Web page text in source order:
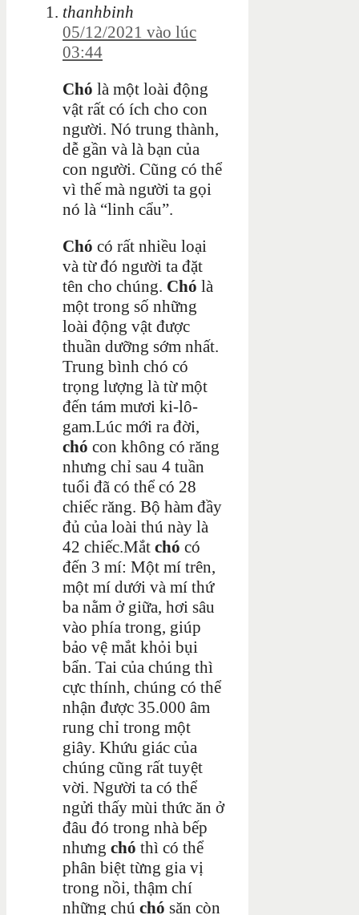
thanhbinh
05/12/2021 vào lúc
03:44
Chó là một loài động
vật rất có ích cho con
người. Nó trung thành,
dễ gần và là bạn của
con người. Cũng có thể
vì thế mà người ta gọi
nó là “linh cẩu”.
Chó có rất nhiều loại
và từ đó người ta đặt
tên cho chúng. Chó là
một trong số những
loài động vật được
thuần dưỡng sớm nhất.
Trung bình chó có
trọng lượng là từ một
đến tám mươi ki-lô-
gam.Lúc mới ra đời,
chó con không có răng
nhưng chỉ sau 4 tuần
tuổi đã có thể có 28
chiếc răng. Bộ hàm đầy
đủ của loài thú này là
42 chiếc.Mắt chó có
đến 3 mí: Một mí trên,
một mí dưới và mí thứ
ba nằm ở giữa, hơi sâu
vào phía trong, giúp
bảo vệ mắt khỏi bụi
bẩn. Tai của chúng thì
cực thính, chúng có thể
nhận được 35.000 âm
rung chỉ trong một
giây. Khứu giác của
chúng cũng rất tuyệt
vời. Người ta có thể
ngửi thấy mùi thức ăn ở
đâu đó trong nhà bếp
nhưng chó thì có thể
phân biệt từng gia vị
trong nồi, thậm chí
những chú chó săn còn